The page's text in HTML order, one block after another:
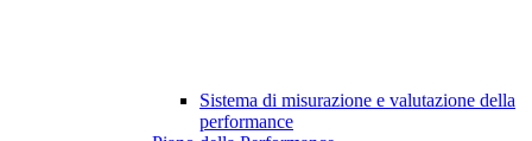
Sistema di misurazione e valutazione della
performance